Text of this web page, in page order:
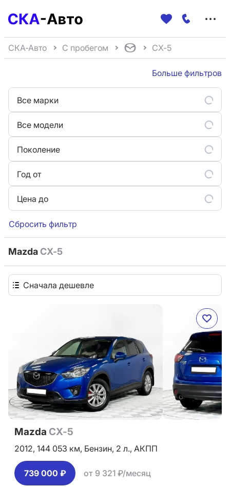
СКА-Авто С пробегом CX-5
Больше фильтров
Все марки
Все модели
Поколение
Год от
Цена до
Сбросить фильтр
Mazda CX-5
Сначала дешевле
Mazda CX-5
2012, 144 053 км, Бензин, 2 л., АКПП
739 000 ₽ от 9 321 ₽/месяц